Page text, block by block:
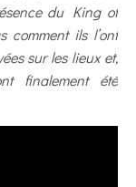
du King of
ils l’ont
sur les lieux et,
finalement été